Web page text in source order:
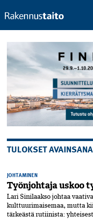
TULOKSET
JOHTAMINEN
Työnjohtaja uskoo
Lari Sinilaakso johtaa
kulttuurimaisemaa, mutta
tärkeästä rutiinista: